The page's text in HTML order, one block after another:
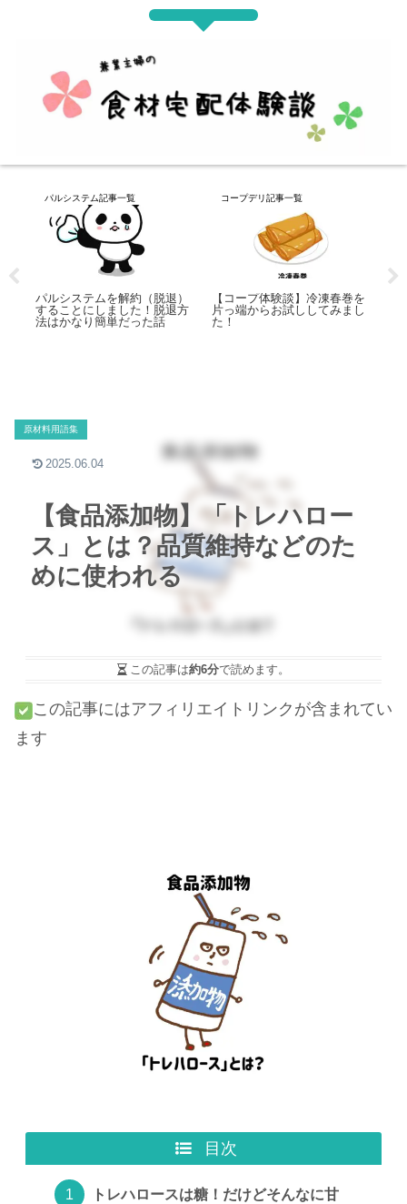
パルシステム記事一覧
パルシステムを解約（脱退）
することにしました！脱退方
法はかなり簡単だった話
コープデリ記事一覧
【コープ体験談】冷凍春巻を
片っ端からお試ししてみまし
【食品添加物】「トレハロー
ス」とは？品質維持などのた
めに使われる
原材料用語集
2025.06.04
この記事は約6分で読めます。
この記事にはアフィリエイトリンクが含まれてい
ます
目次
トレハロースは糖！だけどそんなに甘